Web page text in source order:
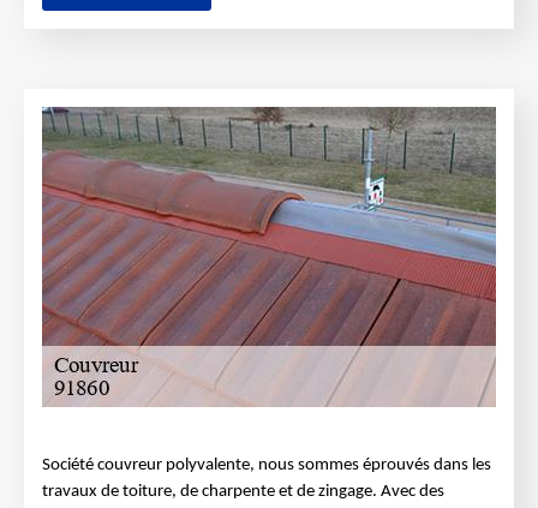
Société couvreur polyvalente, nous sommes éprouvés dans les
travaux de toiture, de charpente et de zingage. Avec des